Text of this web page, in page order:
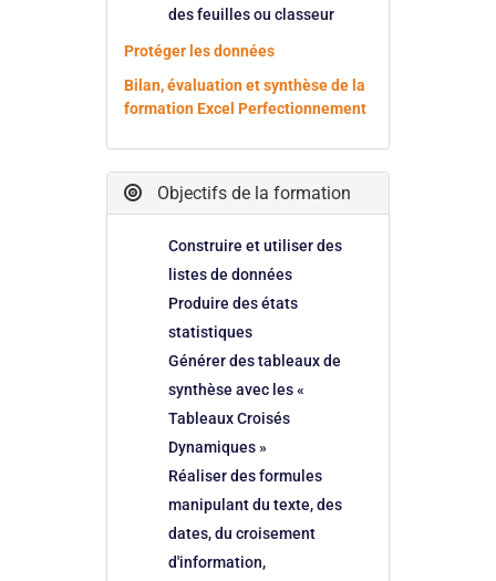
des feuilles ou classeur
Protéger les données
Bilan, évaluation et synthèse de la
formation Excel Perfectionnement
Objectifs de la formation
Construire et utiliser des
listes de données
Produire des états
statistiques
Générer des tableaux de
synthèse avec les «
Tableaux Croisés
Dynamiques »
Réaliser des formules
manipulant du texte, des
dates, du croisement
d'information,